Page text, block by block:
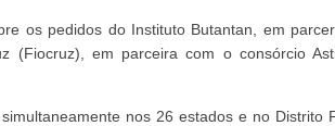
os pedidos do Instituto Butantan, em
(Fiocruz), em parceira com o consórcio
nos 26 estados e no Distrito